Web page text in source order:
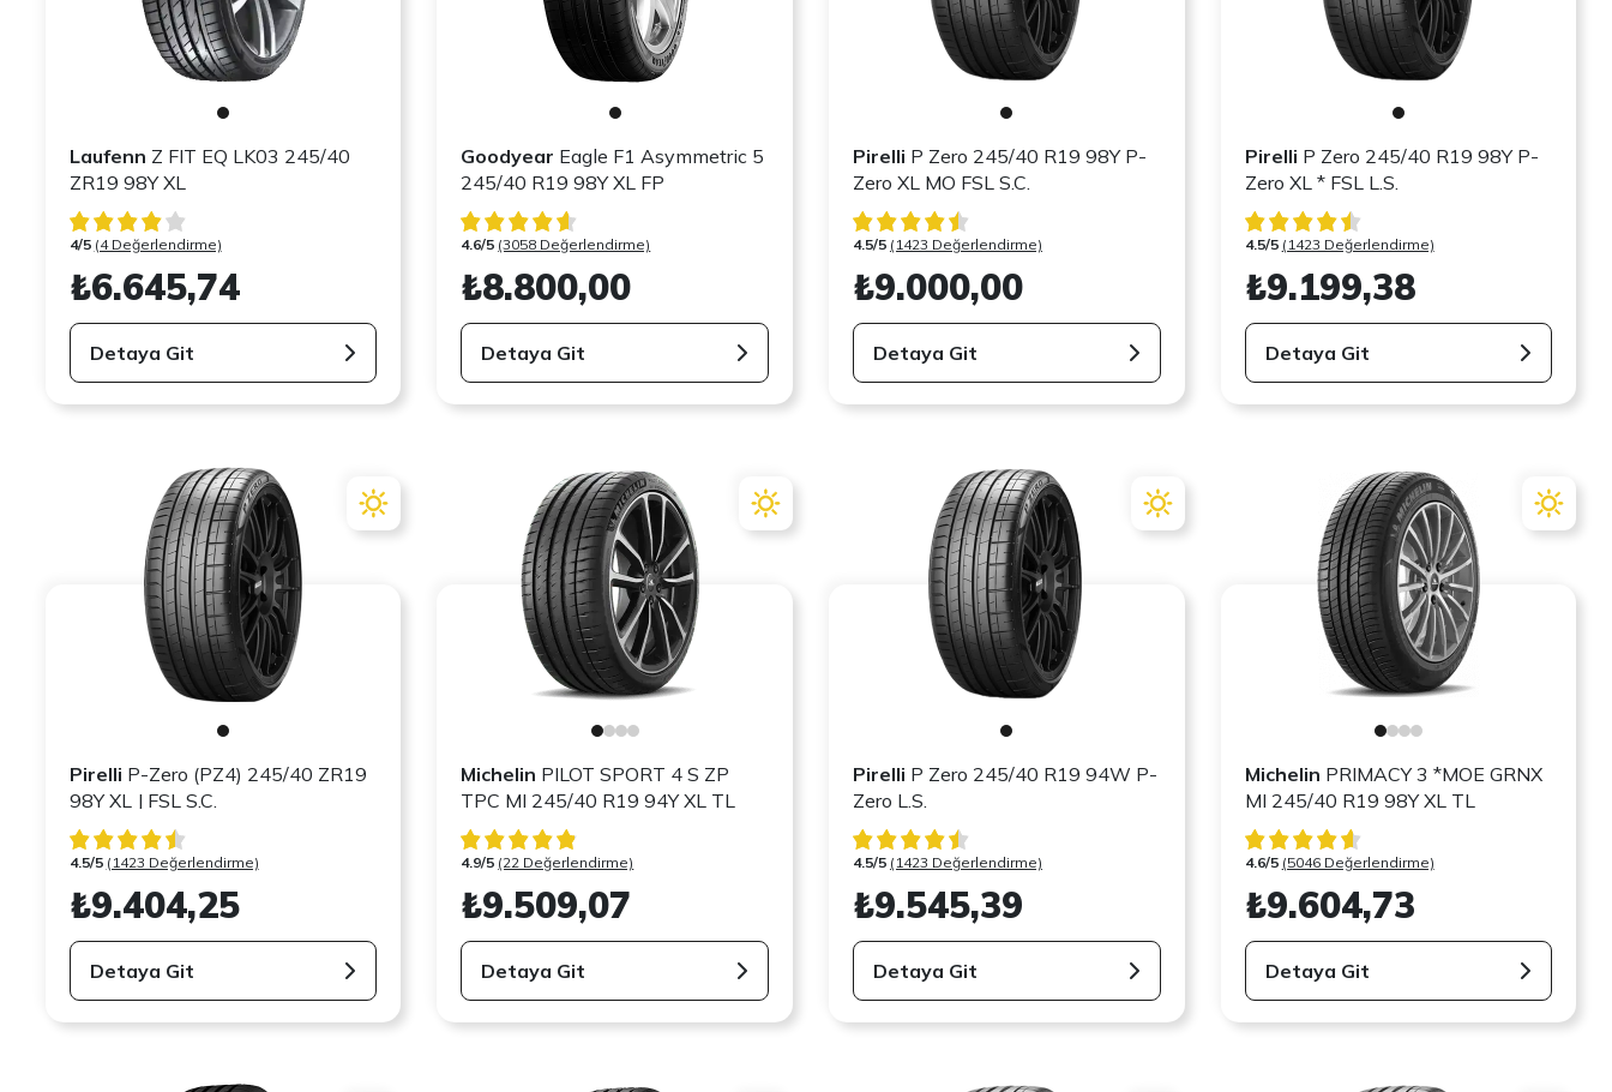
Laufenn Z FIT EQ LK03 245/40
ZR19 98Y XL
4/5 (4 Değerlendirme)
₺6.645,74
Detaya Git
Goodyear Eagle F1 Asymmetric 5
245/40 R19 98Y XL FP
4.6/5 (3058 Değerlendirme)
₺8.800,00
Detaya Git
Pirelli P Zero 245/40 R19 98Y P-
Zero XL MO FSL S.C.
4.5/5 (1423 Değerlendirme)
₺9.000,00
Detaya Git
Pirelli P Zero 245/40 R19 98Y P-
Zero XL * FSL L.S.
4.5/5 (1423 Değerlendirme)
₺9.199,38
Detaya Git
Pirelli P-Zero (PZ4) 245/40 ZR19
98Y XL J FSL S.C.
4.5/5 (1423 Değerlendirme)
₺9.404,25
Detaya Git
Michelin PILOT SPORT 4 S ZP
TPC MI 245/40 R19 94Y XL TL
4.9/5 (22 Değerlendirme)
₺9.509,07
Detaya Git
Pirelli P Zero 245/40 R19 94W P-
Zero L.S.
4.5/5 (1423 Değerlendirme)
₺9.545,39
Detaya Git
Michelin PRIMACY 3 *MOE GRNX
MI 245/40 R19 98Y XL TL
4.6/5 (5046 Değerlendirme)
₺9.604,73
Detaya Git